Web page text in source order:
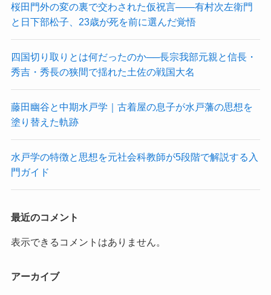
桜田門外の変の裏で交わされた仮祝言——有村次左衛門
と日下部松子、23歳が死を前に選んだ覚悟
四国切り取りとは何だったのか──長宗我部元親と信長・
秀吉・秀長の狭間で揺れた土佐の戦国大名
藤田幽谷と中期水戸学｜古着屋の息子が水戸藩の思想を
塗り替えた軌跡
水戸学の特徴と思想を元社会科教師が5段階で解説する入
門ガイド
最近のコメント
表示できるコメントはありません。
アーカイブ